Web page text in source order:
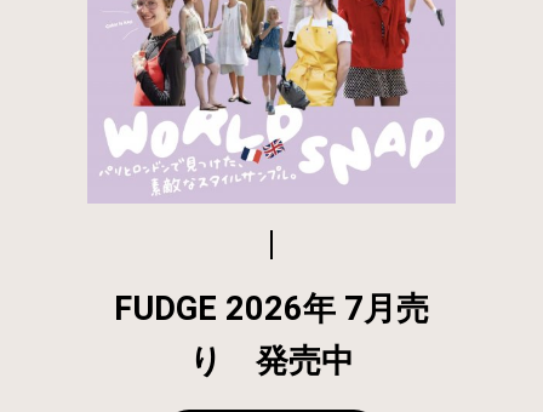
FUDGE 2026年 7月売
り 発売中